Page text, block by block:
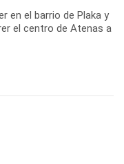
en el barrio de Plaka y
el centro de Atenas a